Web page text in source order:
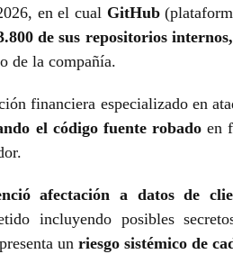
en el cual GitHub
de sus repositorios internos,
de la compañía.
financiera especializado en
el código fuente robado en
afectación a datos de
incluyendo posibles
un riesgo sistémico de